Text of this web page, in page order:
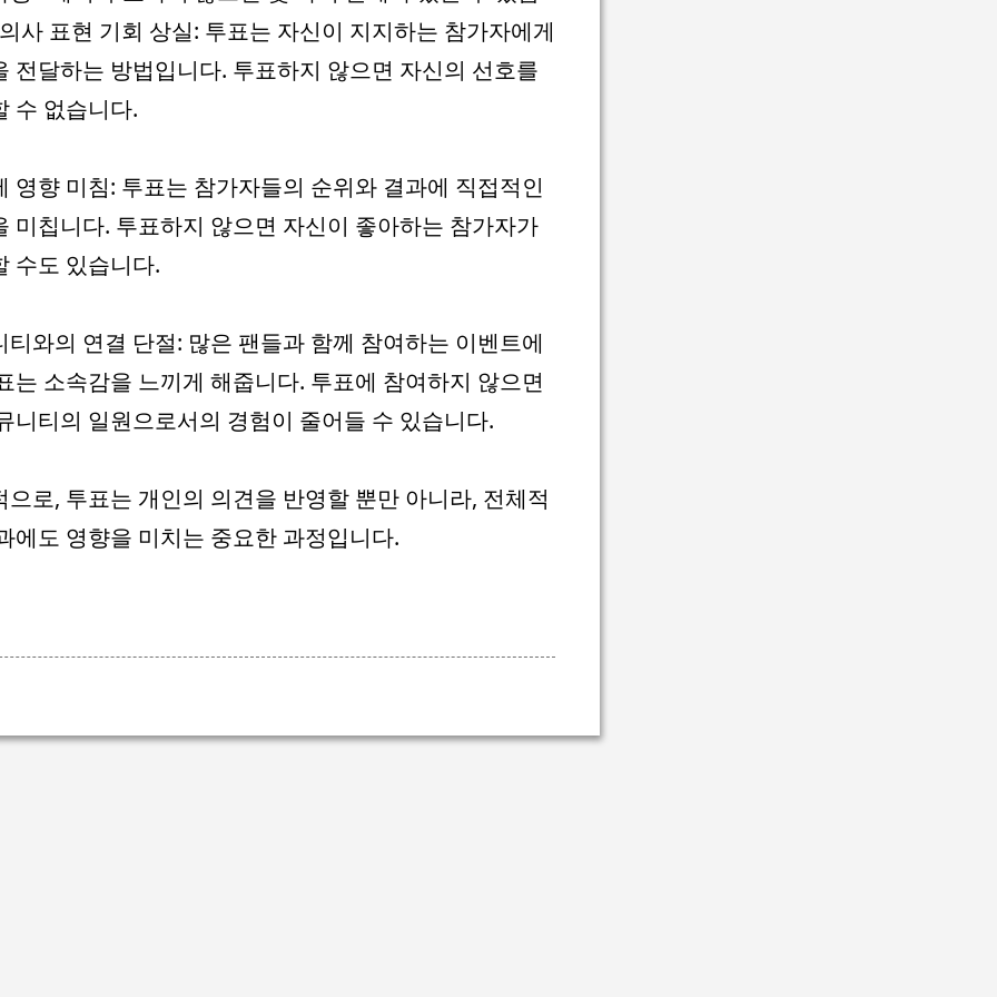
사 표현 기회 상실: 투표는 자신이 지지하는 참가자에게
전달하는 방법입니다. 투표하지 않으면 자신의 선호를
수 없습니다.
영향 미침: 투표는 참가자들의 순위와 결과에 직접적인
미칩니다. 투표하지 않으면 자신이 좋아하는 참가자가
수도 있습니다.
티와의 연결 단절: 많은 팬들과 함께 참여하는 이벤트에
는 소속감을 느끼게 해줍니다. 투표에 참여하지 않으면
니티의 일원으로서의 경험이 줄어들 수 있습니다.
으로, 투표는 개인의 의견을 반영할 뿐만 아니라, 전체적
에도 영향을 미치는 중요한 과정입니다.